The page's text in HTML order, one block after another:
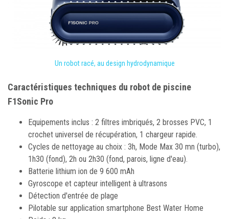
Un robot racé, au design hydrodynamique
Caractéristiques techniques du robot de piscine
F1Sonic Pro
Equipements inclus : 2 filtres imbriqués, 2 brosses PVC, 1
crochet universel de récupération, 1 chargeur rapide.
Cycles de nettoyage au choix : 3h, Mode Max 30 mn (turbo),
1h30 (fond), 2h ou 2h30 (fond, parois, ligne d'eau).
Batterie lithium ion de 9 600 mAh
Gyroscope et capteur intelligent à ultrasons
Détection d'entrée de plage
Pilotable sur application smartphone Best Water Home